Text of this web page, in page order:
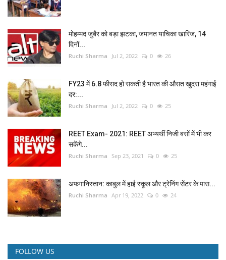
मोहम्मद जुबैर को बड़ा झटका, जमानत याचिका खारिज, 14
दिनों...
Ruchi Sharma Jul 2, 2022 0 26
FY23 में 6.8 फीसद हो सकती है भारत की औसत खुदरा महंगाई
दर:...
Ruchi Sharma Jul 2, 2022 0 25
REET Exam- 2021: REET अभ्यर्थी निजी बसों में भी कर
सकेंगे...
Ruchi Sharma Sep 23, 2021 0 25
अफगानिस्तान: काबुल में हाई स्कूल और ट्रेनिंग सेंटर के पास...
Ruchi Sharma Apr 19, 2022 0 24
FOLLOW US